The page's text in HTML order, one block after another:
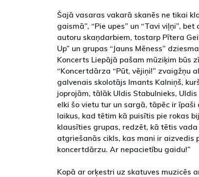
Šajā vasaras vakarā skanēs ne tikai
gaismā”, “Pie upes” un “Tavi viļņi”,
autoru skaņdarbiem, tostarp Pītera
Up” un grupas “Jauns Mēness”
Koncerts Liepājā pašam mūziķim būs
“Koncertdārza “Pūt, vējiņi!” zvaigžņu
galvenais skolotājs Imants Kalniņš,
joprojām, tālāk Uldis Stabulnieks,
elki šo vietu tur un sargā, tāpēc ir
laikus, kad tētim kā puisītis pie rokas
klausīties grupas, redzēt, kā tētis
atgriešanās cikls, kas mani ir aizvedis
koncertdārzu. Ar nepacietību gaidu!”
Kopā ar orķestri uz skatuves muzicēs